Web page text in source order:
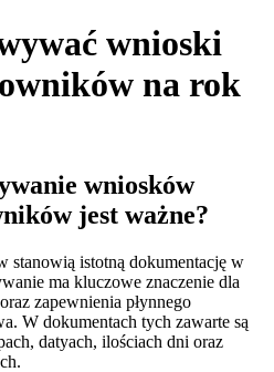
wnioski
na rok
wniosków
jest ważne?
istotną dokumentację w
ma kluczowe znaczenie dla
zapewnienia płynnego
W dokumentach tych zawarte są
datyach, ilościach dni oraz